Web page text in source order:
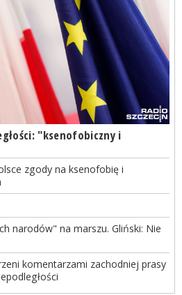
"ksenofobiczny i
zgody na ksenofobię i
narodów" na marszu. Gliński: Nie
komentarzami zachodniej prasy